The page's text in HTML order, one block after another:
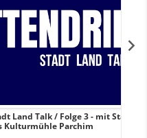
/ Folge 3 - mit Stadtspiel
Parchim